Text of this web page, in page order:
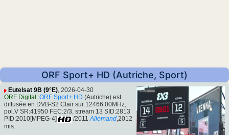
ORF Sport+ HD (Autriche, Sport)
Eutelsat 9B (9°E), 2026-04-30
ORF Digital : ORF Sport+ HD (Autriche) est
diffusée en DVB-S2 Clair sur 12466.00MHz,
pol.V SR:41950 FEC:2/3, stream 13 SID:2813
PID:2010[MPEG-4]
/2011 Allemand,2012
mis.